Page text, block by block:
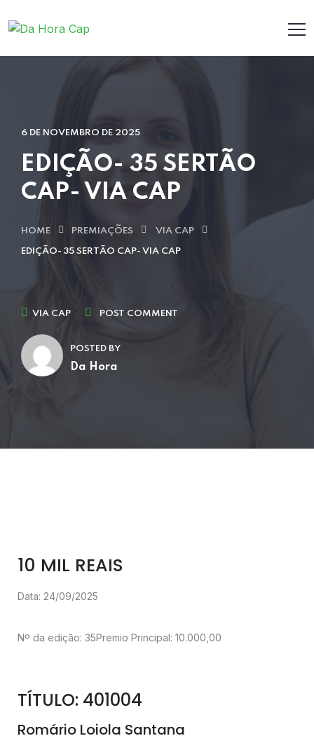
6 DE NOVEMBRO DE 2025
EDIÇÃO- 35 SERTÃO
CAP- VIA CAP
HOME PREMIAÇÕES VIA CAP
EDIÇÃO- 35 SERTÃO CAP- VIA CAP
VIA CAP POST COMMENT
POSTED BY
Da Hora
10 MIL REAIS
Data: 24/09/2025
Nº da edição: 35Premio Principal: 10.000,00
TÍTULO: 401004
Romário Loiola Santana